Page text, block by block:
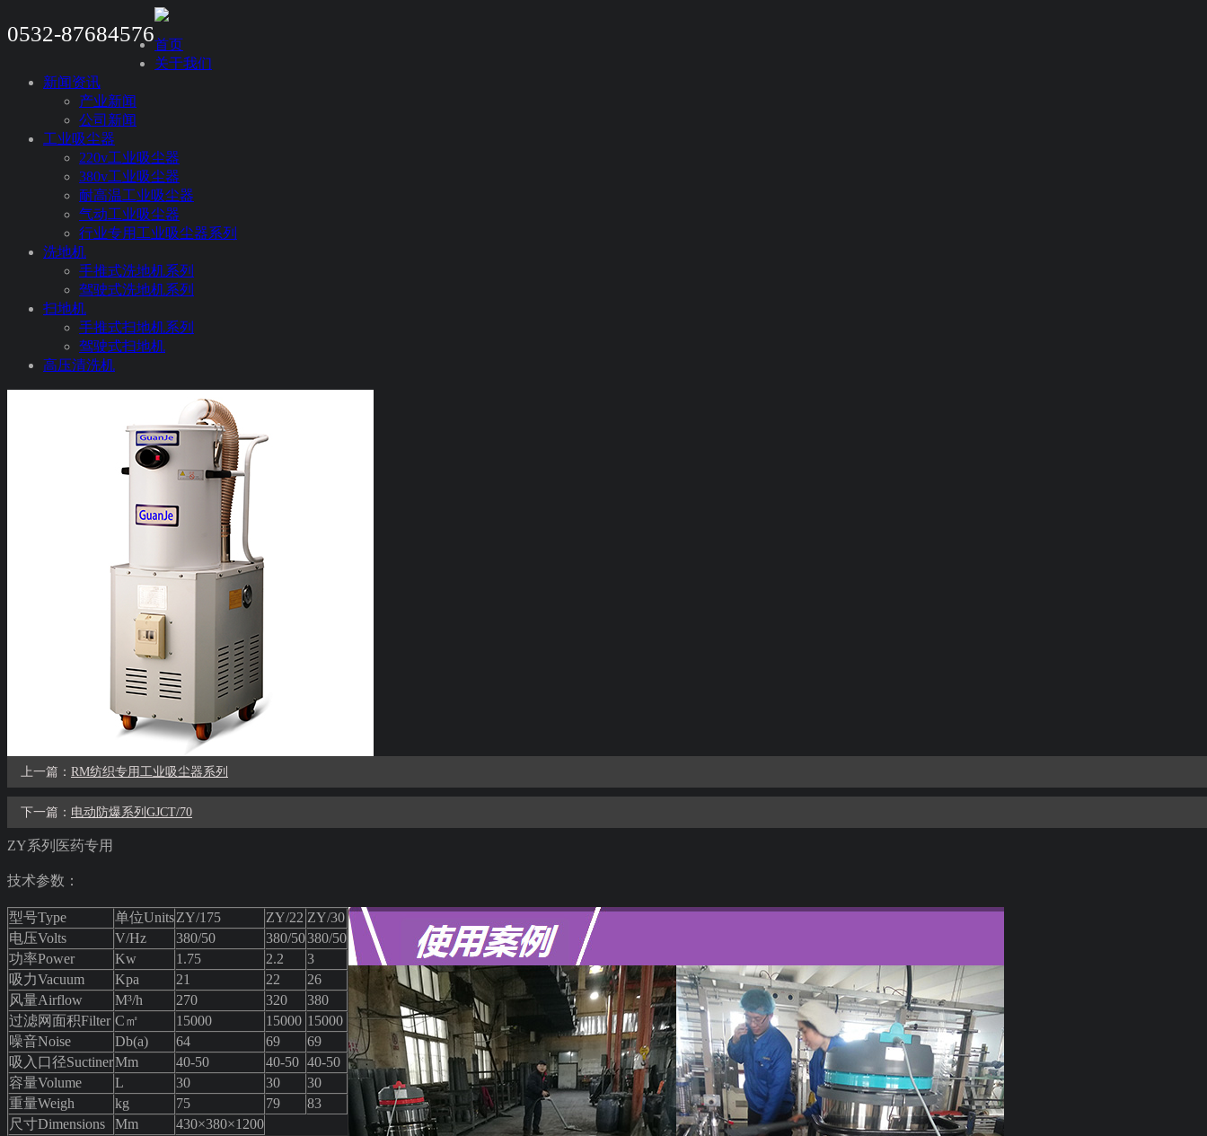
0532-87684576首页
关于我们
新闻资讯
产业新闻
公司新闻
工业吸尘器
220v工业吸尘器
380v工业吸尘器
耐高温工业吸尘器
气动工业吸尘器
行业专用工业吸尘器系列
洗地机
手推式洗地机系列
驾驶式洗地机系列
扫地机
手推式扫地机系列
驾驶式扫地机
高压清洗机
上一篇： RM纺织专用工业吸尘器系列
下一篇： 电动防爆系列GJCT/70
ZY系列医药专用
技术参数：
型号Type 单位UnitsZY/175 ZY/22 ZY/30
电压Volts
V/Hz 380/50 380/50380/50
功率Power
Kw 1.75 2.2
3
吸力Vacuum
Kpa 21 22
26
风量Airflow
M³/h 270 320
380
过滤网面积Filter C㎡ 15000 15000 15000
噪音Noise
Db(a) 64 69
69
吸入口径SuctinerMm 40-50 40-50 40-50
容量Volume
L 30 30
30
重量Weigh
kg 75 79
83
尺寸Dimensions
Mm 430×380×1200